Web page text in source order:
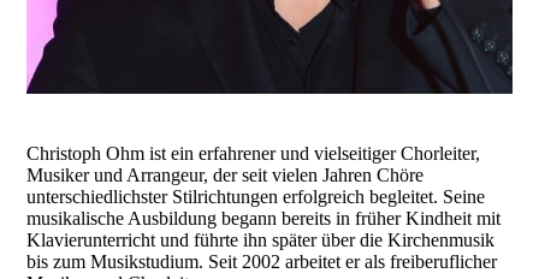
Christoph Ohm ist ein erfahrener und vielseitiger Chorleiter,
Musiker und Arrangeur, der seit vielen Jahren Chöre
unterschiedlichster Stilrichtungen erfolgreich begleitet. Seine
musikalische Ausbildung begann bereits in früher Kindheit mit
Klavierunterricht und führte ihn später über die Kirchenmusik
bis zum Musikstudium. Seit 2002 arbeitet er als freiberuflicher